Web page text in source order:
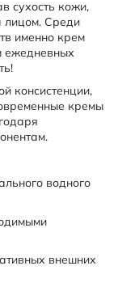
сухость кожи,
лицом. Среди
именно крем
ежедневных
консистенции,
кремы
водного
внешних